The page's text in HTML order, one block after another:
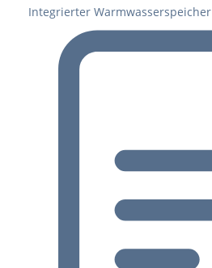
Integrierter Warmwasserspeicher